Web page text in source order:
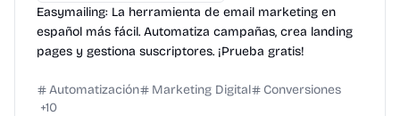
Easymailing: La herramienta de email marketing en
español más fácil. Automatiza campañas, crea landing
pages y gestiona suscriptores. ¡Prueba gratis!
Automatización Marketing Digital
Conversiones
+10